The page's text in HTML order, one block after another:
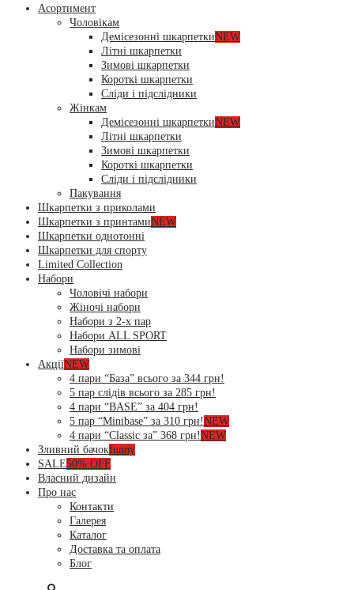
Асортимент
Чоловікам
Демісезонні шкарпеткиNEW
Літні шкарпетки
Зимові шкарпетки
Короткі шкарпетки
Сліди і підслідники
Жінкам
Демісезонні шкарпеткиNEW
Літні шкарпетки
Зимові шкарпетки
Короткі шкарпетки
Сліди і підслідники
Пакування
Шкарпетки з приколами
Шкарпетки з принтамиNEW
Шкарпетки однотонні
Шкарпетки для спорту
Limited Collection
Набори
Чоловічі набори
Жіночі набори
Набори з 2-х пар
Набори ALL SPORT
Набори зимові
АкціїNEW
4 пари “База” всього за 344 грн!
5 пар слідів всього за 285 грн!
4 пари “BASE” за 404 грн!
5 пар “Minibase” за 310 грн!NEW
4 пари “Classic за” 368 грн!NEW
Зливний бачокfunny
SALE50% OFF
Власний дизайн
Про нас
Контакти
Галерея
Каталог
Доставка та оплата
Блог